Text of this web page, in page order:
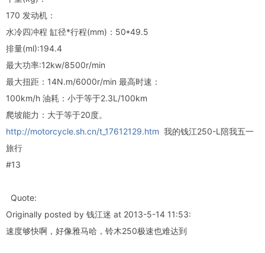
170 发动机：
水冷四冲程 缸径*行程(mm)：50*49.5
排量(ml):194.4
最大功率:12kw/8500r/min
最大扭距：14N.m/6000r/min 最高时速：
100km/h 油耗：小于等于2.3L/100km
爬坡能力：大于等于20度。
http://motorcycle.sh.cn/t_17612129.htm 我的钱江250-L陪我五一
旅行
#13
Quote:
Originally posted by 钱江迷 at 2013-5-14 11:53:
速度够快啊，好像雅马哈，铃木250极速也难达到